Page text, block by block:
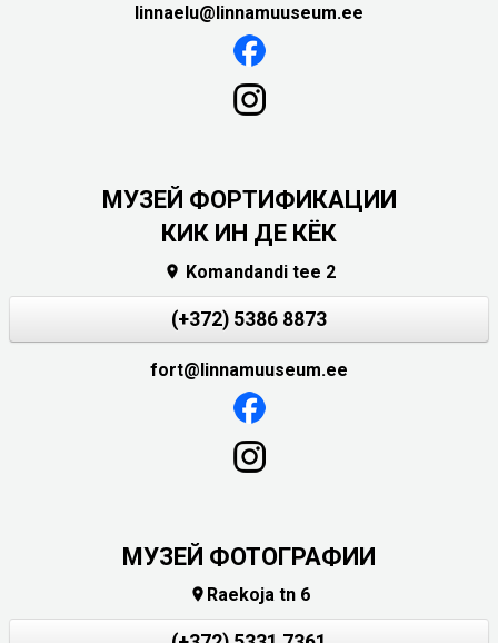
linnaelu@linnamuuseum.ee
МУЗЕЙ ФОРТИФИКАЦИИ
КИК ИН ДЕ КЁК
 Komandandi tee 2
(+372) 5386 8873
fort@linnamuuseum.ee
МУЗЕЙ ФОТОГРАФИИ
 Raekoja tn 6